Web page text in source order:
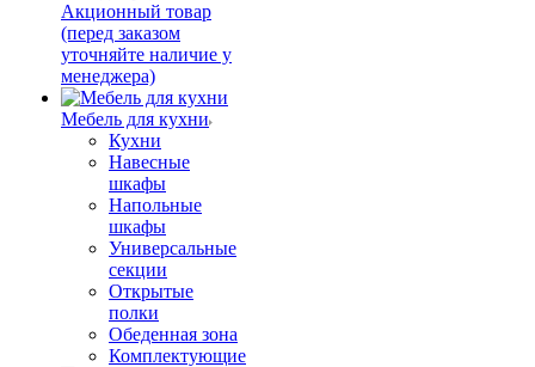
Акционный товар
(перед заказом
уточняйте наличие у
менеджера)
Мебель для кухни
Кухни
Навесные
шкафы
Напольные
шкафы
Универсальные
секции
Открытые
полки
Обеденная зона
Комплектующие